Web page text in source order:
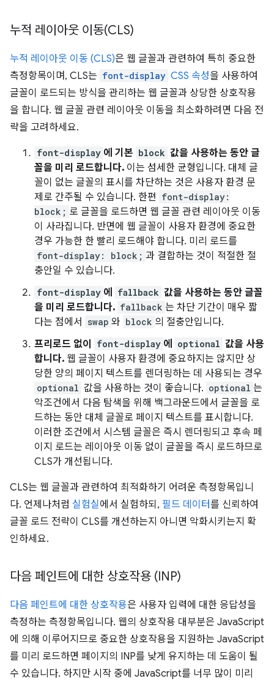
누적 레이아웃 이동(CLS)
누적 레이아웃 이동 (CLS)은 웹 글꼴과 관련하여 특히 중요한
측정항목이며, CLS는 font-display CSS 속성을 사용하여
글꼴이 로드되는 방식을 관리하는 웹 글꼴과 상당한 상호작용
을 합니다. 웹 글꼴 관련 레이아웃 이동을 최소화하려면 다음 전
략을 고려하세요.
font-display 에 기본 block 값을 사용하는 동안 글
꼴을 미리 로드합니다. 이는 섬세한 균형입니다. 대체 글
꼴이 없는 글꼴의 표시를 차단하는 것은 사용자 환경 문
제로 간주될 수 있습니다. 한편 font-display:
block; 로 글꼴을 로드하면 웹 글꼴 관련 레이아웃 이동
이 사라집니다. 반면에 웹 글꼴이 사용자 환경에 중요한
경우 가능한 한 빨리 로드해야 합니다. 미리 로드를
font-display: block; 과 결합하는 것이 적절한 절
충안일 수 있습니다.
font-display 에 fallback 값을 사용하는 동안 글꼴
을 미리 로드합니다. fallback 는 차단 기간이 매우 짧
다는 점에서
swap 와 block 의 절충안입니다.
프리로드 없이
font-display 에 optional 값을 사용
합니다. 웹 글꼴이 사용자 환경에 중요하지는 않지만 상
당한 양의 페이지 텍스트를 렌더링하는 데 사용되는 경우
optional 값을 사용하는 것이 좋습니다. optional 는
악조건에서 다음 탐색을 위해 백그라운드에서 글꼴을 로
드하는 동안 대체 글꼴로 페이지 텍스트를 표시합니다.
이러한 조건에서 시스템 글꼴은 즉시 렌더링되고 후속 페
이지 로드는 레이아웃 이동 없이 글꼴을 즉시 로드하므로
CLS가 개선됩니다.
CLS는 웹 글꼴과 관련하여 최적화하기 어려운 측정항목입니
다. 언제나처럼 실험실에서 실험하되, 필드 데이터를 신뢰하여
글꼴 로드 전략이 CLS를 개선하는지 아니면 악화시키는지 확
인하세요.
다음 페인트에 대한 상호작용 (INP)
다음 페인트에 대한 상호작용은 사용자 입력에 대한 응답성을
측정하는 측정항목입니다. 웹의 상호작용 대부분은 JavaScript
에 의해 이루어지므로 중요한 상호작용을 지원하는 JavaScript
를 미리 로드하면 페이지의 INP를 낮게 유지하는 데 도움이 될
수 있습니다. 하지만 시작 중에 JavaScript를 너무 많이 미리